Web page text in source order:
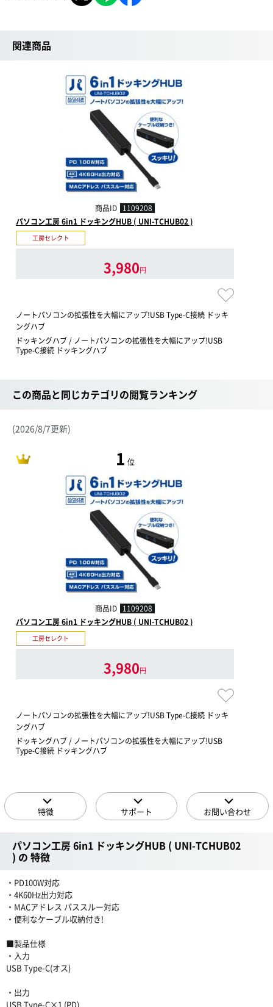
関連商品
商品ID 1109208
パソコン工房 6in1 ドッキングHUB ( UNI-TCHUB02 )
工房セレクト
3,980円
ノートパソコンの拡張性を大幅にアップ!USB Type-C接続 ドッキ
ングハブ
ドッキングハブ / ノートパソコンの拡張性を大幅にアップ!USB
Type-C接続 ドッキングハブ
この商品と同じカテゴリの閲覧ランキング
(2026/8/7更新)
1 位
商品ID 1109208
パソコン工房 6in1 ドッキングHUB ( UNI-TCHUB02 )
工房セレクト
3,980円
ノートパソコンの拡張性を大幅にアップ!USB Type-C接続 ドッキ
ングハブ
ドッキングハブ / ノートパソコンの拡張性を大幅にアップ!USB
Type-C接続 ドッキングハブ
特徴 サポート お問い合わせ
パソコン工房 6in1 ドッキングHUB ( UNI-TCHUB02
) の 特徴
・PD100W対応
・4K60Hz出力対応
・MACアドレス パススルー対応
・便利なケーブル収納付き!
■製品仕様
・入力
USB Type-C(オス)
・出力
USB Type-C×1 (PD)